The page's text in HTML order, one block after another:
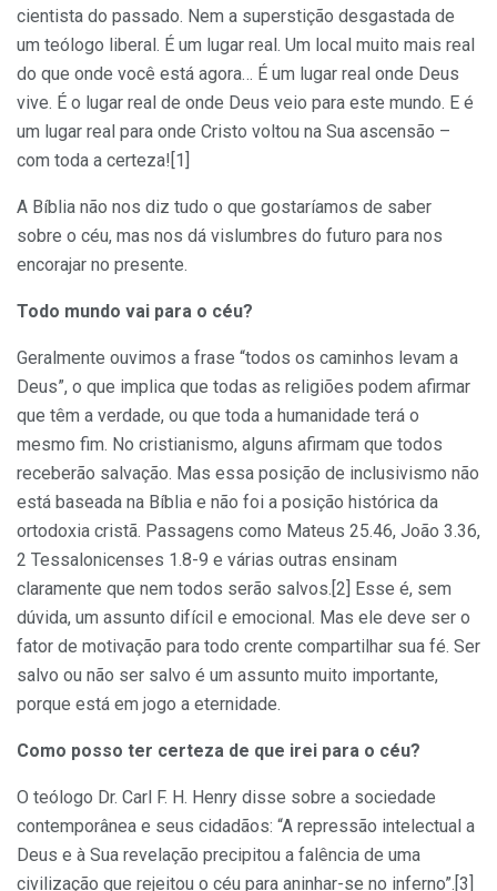
cientista do passado. Nem a superstição desgastada de
um teólogo liberal. É um lugar real. Um local muito mais real
do que onde você está agora… É um lugar real onde Deus
vive. É o lugar real de onde Deus veio para este mundo. E é
um lugar real para onde Cristo voltou na Sua ascensão –
com toda a certeza![1]
A Bíblia não nos diz tudo o que gostaríamos de saber
sobre o céu, mas nos dá vislumbres do futuro para nos
encorajar no presente.
Todo mundo vai para o céu?
Geralmente ouvimos a frase “todos os caminhos levam a
Deus”, o que implica que todas as religiões podem afirmar
que têm a verdade, ou que toda a humanidade terá o
mesmo fim. No cristianismo, alguns afirmam que todos
receberão salvação. Mas essa posição de inclusivismo não
está baseada na Bíblia e não foi a posição histórica da
ortodoxia cristã. Passagens como Mateus 25.46, João 3.36,
2 Tessalonicenses 1.8-9 e várias outras ensinam
claramente que nem todos serão salvos.[2] Esse é, sem
dúvida, um assunto difícil e emocional. Mas ele deve ser o
fator de motivação para todo crente compartilhar sua fé. Ser
salvo ou não ser salvo é um assunto muito importante,
porque está em jogo a eternidade.
Como posso ter certeza de que irei para o céu?
O teólogo Dr. Carl F. H. Henry disse sobre a sociedade
contemporânea e seus cidadãos: “A repressão intelectual a
Deus e à Sua revelação precipitou a falência de uma
civilização que rejeitou o céu para aninhar-se no inferno”.[3]